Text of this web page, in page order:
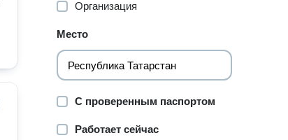
Организация
Место
С проверенным паспортом
Работает сейчас